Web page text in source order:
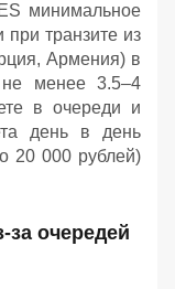
минимальное
транзите из
Армения) в
не менее 3.5–4
в очереди и
день в день
20 000 рублей)
за очередей